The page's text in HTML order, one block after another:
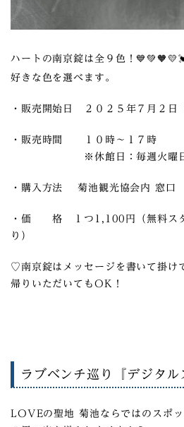
ハートの南京錠は全９色！
好きな色を選べます。
・販売開始日 ２０２５年７月２
・販売時間 １０時～１７時
※休館日：毎週火曜日（祝
・購入方法 菊池観光協会内 窓口
・価 格 １つ1,100円（無料スタ
り）
♡南京錠はメッセージを書いて掛け
帰りいただいてもOK！
ラブベンチ巡り『デジタル
LOVEの聖地 菊池ならではのスポ